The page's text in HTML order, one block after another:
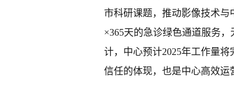
市科研课题，推动影像技术
×365天的急诊绿色通道服务
计，中心预计2025年工作量
信任的体现，也是中心高效运